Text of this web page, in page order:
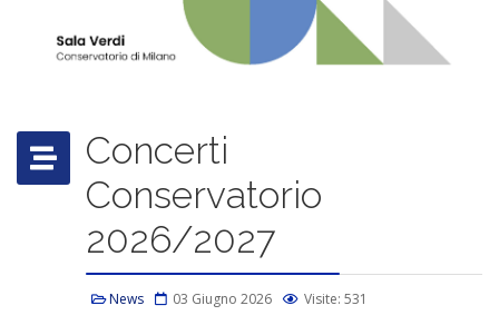
Concerti
Conservatorio
2026/2027
News 03 Giugno 2026 Visite: 531